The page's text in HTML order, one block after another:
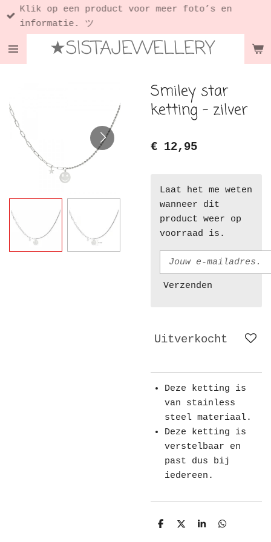
Ga
direct
de
★SISTAJEWELLERY
Klik op een product voor meer foto’s en
informatie. ツ
Smiley star
ketting - zilver
€ 12,95
Laat het me weten
wanneer dit
product weer op
voorraad is.
Verzenden
Uitverkocht
Deze ketting is
van stainless
steel materiaal.
Deze ketting is
verstelbaar en
past dus bij
iedereen.
D
D
S
D